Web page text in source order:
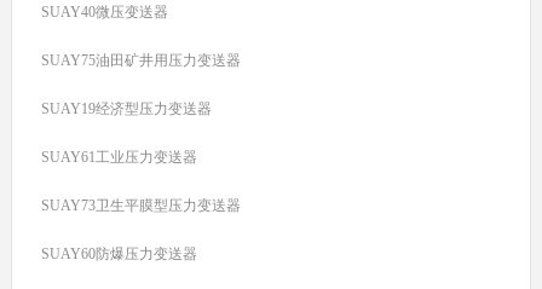
SUAY40微压变送器
SUAY75油田矿井用压力变送器
SUAY19经济型压力变送器
SUAY61工业压力变送器
SUAY73卫生平膜型压力变送器
SUAY60防爆压力变送器